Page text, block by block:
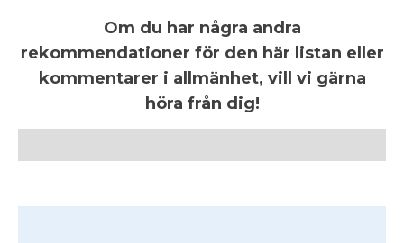
Om du har några andra
rekommendationer för den här listan eller
kommentarer i allmänhet, vill vi gärna
höra från dig!